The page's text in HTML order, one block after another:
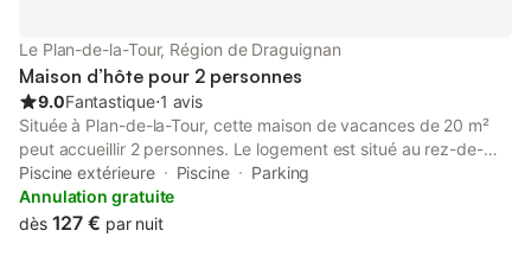
Le Plan-de-la-Tour, Région de Draguignan
Maison d’hôte pour 2 personnes
9.0Fantastique⋅1 avis
Située à Plan-de-la-Tour, cette maison de vacances de 20 m²
peut accueillir 2 personnes. Le logement est situé au rez-de-
chaussée et comprend une chambre avec un lit king-size, une
salle de bains privative avec douche, ainsi qu'un coin cuisine
équipé d'un réfrigérateur, d'une bouilloire électrique et d'une
Piscine extérieure Piscine
Parking
Annulation gratuite
dès 127 € par nuit